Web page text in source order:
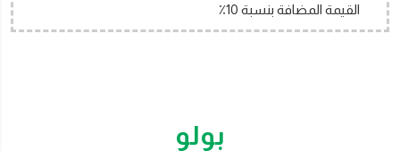
القيمة المضافة بنسبة 10٪
بولو